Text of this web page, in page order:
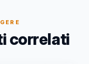
correlati